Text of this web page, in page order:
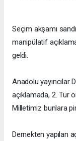
Seçim akşamı
manipülatif
geldi.
Anadolu yayıncılar
açıklamada, 2. Tur
Milletimiz bunlara
Dernekten yapılan